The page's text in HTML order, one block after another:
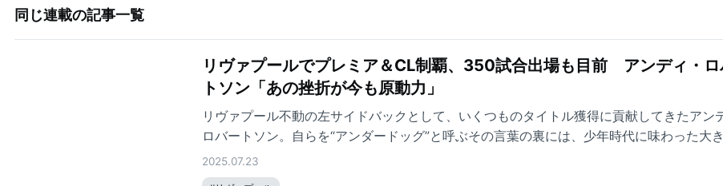
同じ連載の記事一覧
リヴァプールでプレミア＆CL制覇、350試合出場も目前 アンディ・ロ
トソン「あの挫折が今も原動力」
リヴァプール不動の左サイドバックとして、いくつものタイトル獲得に貢献してきたアン
ロバートソン。自らを“アンダードッグ”と呼ぶその言葉の裏には、少年時代に味わった大
折があった。逆境をいかにして乗り越え、世界最高の舞台にまでたどり着いたのか。イン
ーで語る本人の素直な言葉から、サッカー選手としての原点と闘志の源に迫る。
2025.07.23